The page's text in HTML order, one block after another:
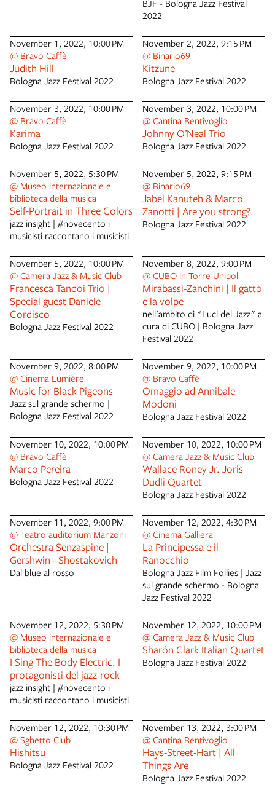
abitano nella città, e con essa
lavorano, è uno dei segreti
della passione che anima il jazz
a Bologna. Fin dagli anni ’70 il
jazz è sempre stato nel cuore
dei bolognesi, con la band di
Nando Giardina, con il festival
inventato da Alberto Alberti,
che ha visto a Bologna grandi
artisti come Miles Davis, Gerry
questa musica ha poi avuto una
rinascita agli inizi del 2000,
grazie ai numerosi locali che
hanno fatto di Bologna una
piccola New York nel cuore
dell’Emilia Romagna e al
quest’anno si terrà a metà
ottobre. Un grande evento che
riporterà in città i grandi nomi
della musica jazz mondiale. E in
una città come Bologna,
mancava una mostra dedicata
al Jazz. Il lavoro iniziato da
del 2020 non è una semplice
serie di ritratti in diversi spazi
cittadini, ma, tramite immagini
di impatto emotivo, costituisce
una sorta di colonna sonora
visiva per Bologna, che mette
all’interno del capoluogo
emiliano e la loro creatività,
mostrando al contempo la vita
e l’architettura della città. La
D’ACCURSIO, Sala Manica
Lunga, Piazza Maggiore 6, si
conclude il 13 novembre e
completa quella esposta in Sala
della Musica, Biblioteca
Salaborsa, prorogata sino al 26
fotografiche in bianco e nero.
Orari mostra: 9.00 - 19.00 I
FOTOGRAFI: Ivano
AdversiAttualmente fa parte di
un gruppo di fotoreporter e
ricercatori principalmente
orientati al reportage sociale,
antropologico e
numerose mostre, in Italia ed
all'estero (Cina, Francia,
Spagna, Inghilterra, Russia) ed
è esperto di applicazioni
BJF - Bologna Jazz Festival
2022
November 1, 2022, 10:00 PM
@ Bravo Caffè
Judith Hill
Bologna Jazz Festival 2022
November 2, 2022, 9:15 PM
@ Binario69
Kitzune
Bologna Jazz Festival 2022
November 3, 2022, 10:00 PM
@ Bravo Caffè
Karima
Bologna Jazz Festival 2022
November 3, 2022, 10:00 PM
@ Cantina Bentivoglio
Johnny O’Neal Trio
Bologna Jazz Festival 2022
November 5, 2022, 5:30 PM
@ Museo internazionale e
biblioteca della musica
Self-Portrait in Three Colors
jazz insight | #novecento i
musicisti raccontano i musicisti
November 5, 2022, 9:15 PM
@ Binario69
Jabel Kanuteh & Marco
Zanotti | Are you strong?
Bologna Jazz Festival 2022
November 5, 2022, 10:00 PM
@ Camera Jazz & Music Club
Francesca Tandoi Trio |
Special guest Daniele
Cordisco
Bologna Jazz Festival 2022
November 8, 2022, 9:00 PM
@ CUBO in Torre Unipol
Mirabassi-Zanchini | Il gatto
e la volpe
nell'ambito di "Luci del Jazz" a
cura di CUBO | Bologna Jazz
Festival 2022
November 9, 2022, 8:00 PM
@ Cinema Lumière
Music for Black Pigeons
Jazz sul grande schermo |
Bologna Jazz Festival 2022
November 9, 2022, 10:00 PM
@ Bravo Caffè
Omaggio ad Annibale
Modoni
Bologna Jazz Festival 2022
November 10, 2022, 10:00 PM
@ Bravo Caffè
Marco Pereira
Bologna Jazz Festival 2022
November 10, 2022, 10:00 PM
@ Camera Jazz & Music Club
Wallace Roney Jr. Joris
Dudli Quartet
Bologna Jazz Festival 2022
November 11, 2022, 9:00 PM
@ Teatro auditorium Manzoni
Orchestra Senzaspine |
Gershwin - Shostakovich
Dal blue al rosso
November 12, 2022, 4:30 PM
@ Cinema Galliera
La Principessa e il
Ranocchio
Bologna Jazz Film Follies | Jazz
sul grande schermo - Bologna
Jazz Festival 2022
November 12, 2022, 5:30 PM
@ Museo internazionale e
biblioteca della musica
I Sing The Body Electric. I
protagonisti del jazz-rock
jazz insight | #novecento i
musicisti raccontano i musicisti
November 12, 2022, 10:00 PM
@ Camera Jazz & Music Club
Sharón Clark Italian Quartet
Bologna Jazz Festival 2022
November 12, 2022, 10:30 PM
@ Sghetto Club
Hishitsu
Bologna Jazz Festival 2022
November 13, 2022, 3:00 PM
@ Cantina Bentivoglio
Hays-Street-Hart | All
Things Are
Bologna Jazz Festival 2022